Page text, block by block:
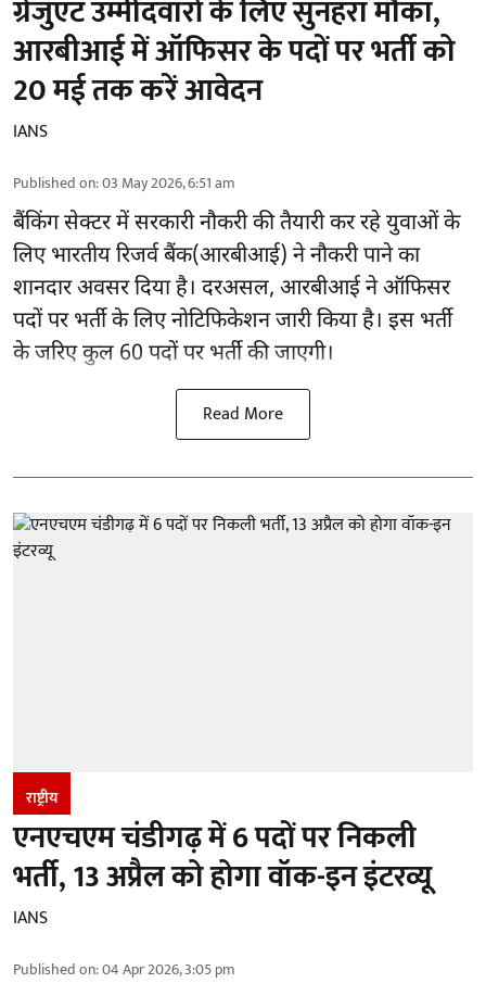
ग्रेजुएट उम्मीदवारों के लिए सुनहरा मौका,
आरबीआई में ऑफिसर के पदों पर भर्ती को
20 मई तक करें आवेदन
IANS
Published on:03 May 2026, 6:51 am
बैंकिंग सेक्टर में सरकारी नौकरी की तैयारी कर रहे युवाओं के
लिए भारतीय रिजर्व बैंक(आरबीआई) ने नौकरी पाने का
शानदार अवसर दिया है। दरअसल, आरबीआई ने ऑफिसर
पदों पर भर्ती के लिए नोटिफिकेशन जारी किया है। इस भर्ती
के जरिए कुल 60 पदों पर भर्ती की जाएगी।
Read More
राष्ट्रीय
एनएचएम चंडीगढ़ में 6 पदों पर निकली
भर्ती, 13 अप्रैल को होगा वॉक-इन इंटरव्यू
IANS
Published on:04 Apr 2026, 3:05 pm